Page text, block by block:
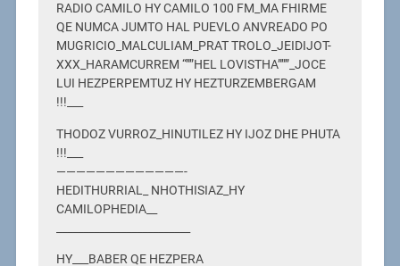
RADIO CAMILO HY CAMILO 100 FM_MA FHIRME
QE NUMCA JUMTO HAL PUEVLO ANVREADO PO
MUGRICIO_MALCULIAM_PRAT TROLO_JEIDIJOT-
XXX_HARAMCURREM “””HEL LOVISTHA”””_JOCE
LUI HEZPERPEMTUZ HY HEZTURZEMBERGAM
!!!___
THODOZ VURROZ_HINUTILEZ HY IJOZ DHE PHUTA
!!!___
—————————————-
HEDITHURRIAL_ NHOTHISIAZ_HY
CAMILOPHEDIA__
HY___BABER QE HEZPERA